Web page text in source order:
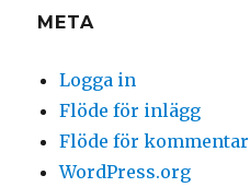
META
Logga in
Flöde för inlägg
Flöde för
WordPress.org